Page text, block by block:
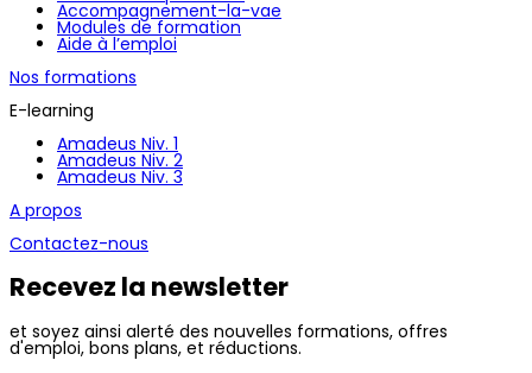
Accompagnement-la-vae
Modules de formation
Aide à l’emploi
Nos formations
E-learning
Amadeus Niv. 1
Amadeus Niv. 2
Amadeus Niv. 3
A propos
Contactez-nous
Recevez la newsletter
et soyez ainsi alerté des nouvelles formations, offres
d'emploi, bons plans, et réductions.